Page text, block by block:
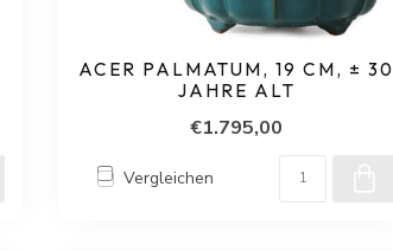
ACER PALMATUM, 19 CM, ± 30
JAHRE ALT
€1.795,00
Vergleichen